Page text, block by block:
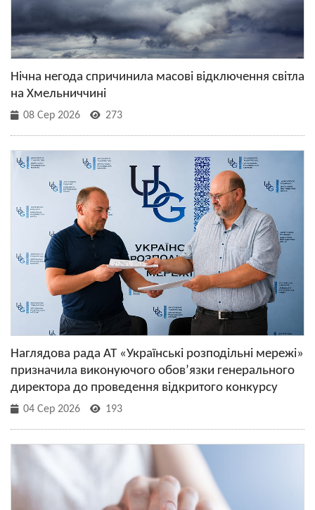
Нічна негода спричинила масові відключення світла
на Хмельниччині
08 Сер 2026 273
Наглядова рада АТ «Українські розподільні мережі»
призначила виконуючого обов’язки генерального
директора до проведення відкритого конкурсу
04 Сер 2026 193